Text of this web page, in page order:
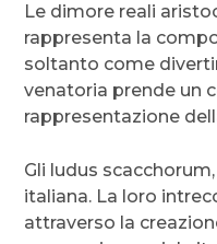
Le dimore reali
rappresenta la
soltanto come
venatoria prende un
rappresentazione
Gli ludus
italiana. La loro
attraverso la